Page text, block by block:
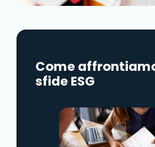
Come
sfide ESG